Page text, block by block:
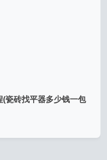
瓷砖找平器多少钱一包